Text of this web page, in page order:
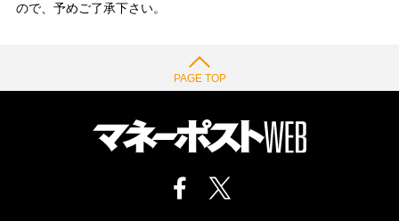
ので、予めご了承下さい。
PAGE TOP